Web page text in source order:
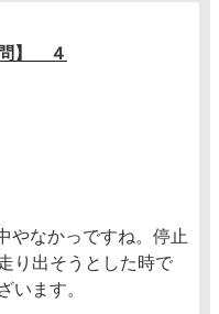
問】 ４
やなかっですね。停止
り出そうとした時で
います。